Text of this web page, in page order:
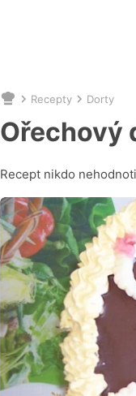
Nacházíte
se
zde:
Recepty Dorty
Ořechový
Recept nikdo